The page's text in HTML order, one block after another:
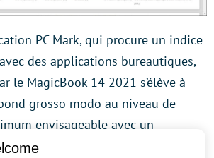
PC Mark, qui procure un indice
des applications bureautiques,
le MagicBook 14 2021 s’élève à
grosso modo au niveau de
envisageable avec un
actuelle (le même indice est de